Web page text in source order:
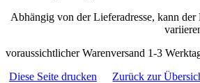
Abhängig von der Lieferadresse, kann der
voraussichtlicher Warenversand 1-3
Diese Seite drucken
Zurück zur